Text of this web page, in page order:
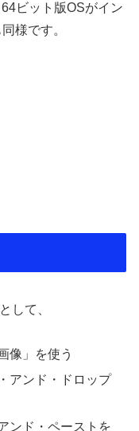
ビット版OSがイン
様です。
して、
像」を使う
アンド・ドロップ
ンド・ペーストを